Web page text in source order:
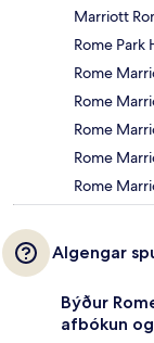
Marriott
Rome
Rome
Rome
Rome
Rome
Rome
Algengar
Býður
afbókun